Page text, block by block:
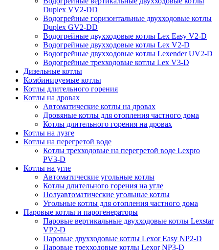
Duplex VV2-DD
Водогрейные горизонтальные двухходовые котлы
Duplex GV2-DD
Водогрейные двухходовые котлы Lex Easy V2-D
Водогрейные двухходовые котлы Lex V2-D
Водогрейные двухходовые котлы Lexender UV2-D
Водогрейные трехходовые котлы Lex V3-D
Дизельные котлы
Комбинируемые котлы
Котлы длительного горения
Котлы на дровах
Автоматические котлы на дровах
Дровяные котлы для отопления частного дома
Котлы длительного горения на дровах
Котлы на лузге
Котлы на перегретой воде
Котлы трехходовые на перегретой воде Lexpro
PV3-D
Котлы на угле
Автоматические угольные котлы
Котлы длительного горения на угле
Полуавтоматические угольные котлы
Угольные котлы для отопления частного дома
Паровые котлы и парогенераторы
Паровые вертикальные двухходовые котлы Lexstar
VP2-D
Паровые двухходовые котлы Lexor Easy NP2-D
Паровые трехходовые котлы Lexor NP3-D